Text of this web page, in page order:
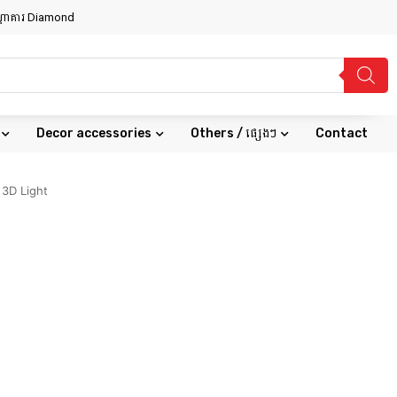
គារ Diamond
Decor accessories Others / ផ្សេងៗ Contact
Light